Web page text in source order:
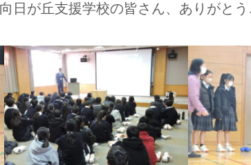
日が丘支援学校の皆さん、ありがとう